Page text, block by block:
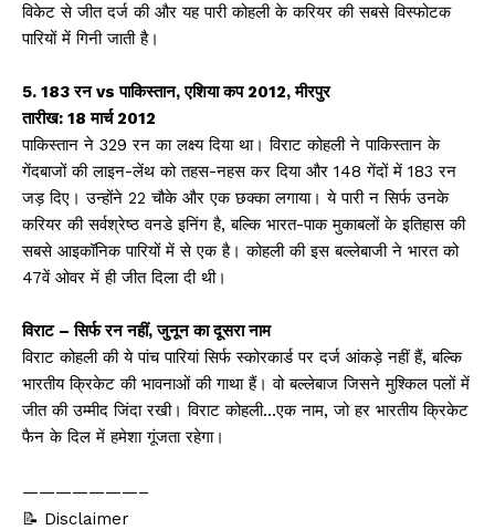
विकेट से जीत दर्ज की और यह पारी कोहली के करियर की सबसे विस्फोटक
पारियों में गिनी जाती है।
5. 183 रन vs पाकिस्तान, एशिया कप 2012, मीरपुर
तारीख: 18 मार्च 2012
पाकिस्तान ने 329 रन का लक्ष्य दिया था। विराट कोहली ने पाकिस्तान के
गेंदबाजों की लाइन-लेंथ को तहस-नहस कर दिया और 148 गेंदों में 183 रन
जड़ दिए। उन्होंने 22 चौके और एक छक्का लगाया। ये पारी न सिर्फ उनके
करियर की सर्वश्रेष्ठ वनडे इनिंग है, बल्कि भारत-पाक मुकाबलों के इतिहास की
सबसे आइकॉनिक पारियों में से एक है। कोहली की इस बल्लेबाजी ने भारत को
47वें ओवर में ही जीत दिला दी थी।
विराट – सिर्फ रन नहीं, जुनून का दूसरा नाम
विराट कोहली की ये पांच पारियां सिर्फ स्कोरकार्ड पर दर्ज आंकड़े नहीं हैं, बल्कि
भारतीय क्रिकेट की भावनाओं की गाथा हैं। वो बल्लेबाज जिसने मुश्किल पलों में
जीत की उम्मीद जिंदा रखी। विराट कोहली…एक नाम, जो हर भारतीय क्रिकेट
फैन के दिल में हमेशा गूंजता रहेगा।
———————–
📝 Disclaimer